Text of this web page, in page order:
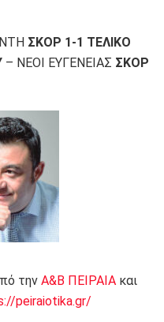
ΣΚΟΡ 1-1 ΤΕΛΙΚΟ
– ΝΕΟΙ ΕΥΓΕΝΕΙΑΣ ΣΚΟΡ
την Α&Β ΠΕΙΡΑΙΑ και
peiraiotika.gr/